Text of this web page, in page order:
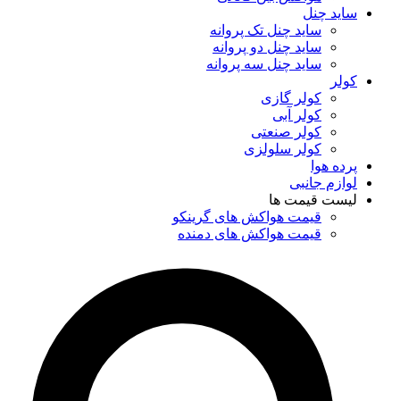
ساید چنل
ساید چنل تک پروانه
ساید چنل دو پروانه
ساید چنل سه پروانه
کولر
کولر گازی
کولر آبی
کولر صنعتی
کولر سلولزی
پرده هوا
لوازم جانبی
لیست قیمت ها
قیمت هواکش های گرینکو
قیمت هواکش های دمنده